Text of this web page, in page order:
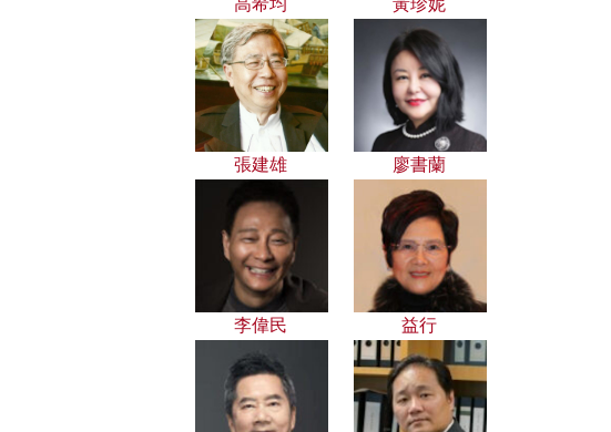
高希均 黃珍妮
張建雄 廖書蘭
李偉民 益行